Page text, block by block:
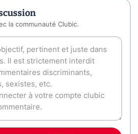
la communauté Clubic.